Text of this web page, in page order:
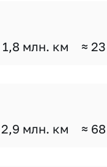
1,8 млн. км ≈
2,9 млн. км ≈